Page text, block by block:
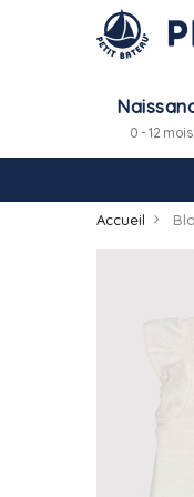
0 - 12 mois
Accueil